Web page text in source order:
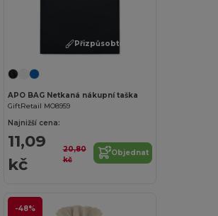
Přizpůsobte si to!
APO BAG Netkaná nákupní taška
GiftRetail MO8959
Najnižší cena:
11,09
kč
20,80
kč
Objednat
-48%